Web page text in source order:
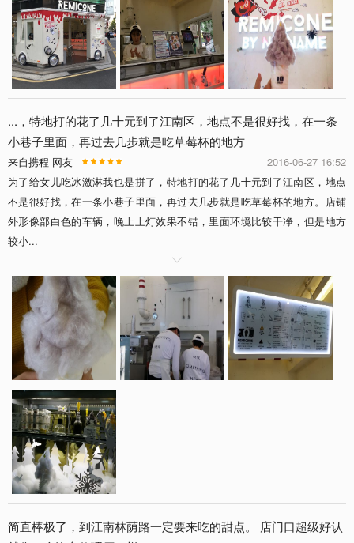
...，特地打的花了几十元到了江南区，地点不是很好找，在一条
小巷子里面，再过去几步就是吃草莓杯的地方
2016-06-27 16:52
来自携程 网友
为了给女儿吃冰激淋我也是拼了，特地打的花了几十元到了江南区，地点
不是很好找，在一条小巷子里面，再过去几步就是吃草莓杯的地方。店铺
外形像部白色的车辆，晚上上灯效果不错，里面环境比较干净，但是地方
较小...

简直棒极了，到江南林荫路一定要来吃的甜点。 店门口超级好认